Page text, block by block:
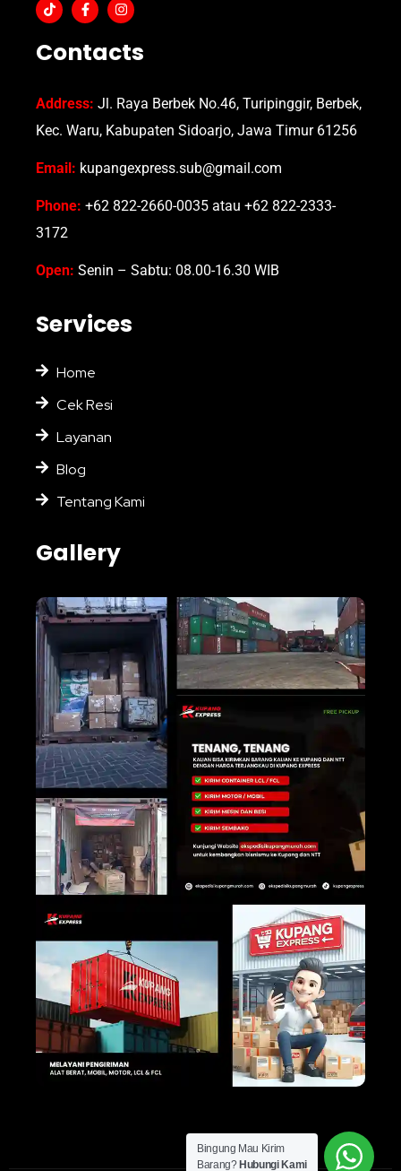
Contacts
Address: Jl. Raya Berbek No.46, Turipinggir, Berbek,
Kec. Waru, Kabupaten Sidoarjo, Jawa Timur 61256
Email: kupangexpress.sub@gmail.com
Phone: +62 822-2660-0035 atau +62 822-2333-
3172
Open: Senin – Sabtu: 08.00-16.30 WIB
Services
Home
Cek Resi
Layanan
Blog
Tentang Kami
Gallery
Bingung Mau Kirim
Barang? Hubungi Kami